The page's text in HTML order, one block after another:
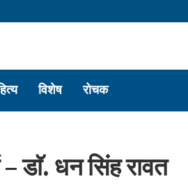
विशेष रोचक
डाॅ. धन सिंह रावत